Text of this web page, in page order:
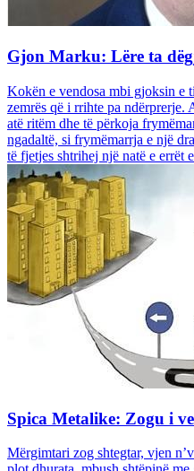
Gjon Marku: Lëre ta
Kokën e vendosa mbi gjoksin e
zemrës që i rrihte pa ndërprerje.
atë ritëm dhe të përkoja
ngadaltë, si frymëmarrja e një
të fjetjes shtrihej një natë e errët
Spica Metalike: Zogu i
Mërgimtari zog shtegtar, vjen